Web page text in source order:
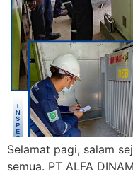
Selamat pagi, salam
semua. PT ALFA